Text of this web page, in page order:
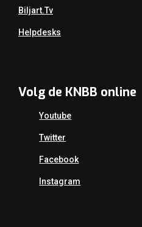
Biljart.tv
Helpdesks
Volg de KNBB online
Youtube
Twitter
Facebook
Instagram